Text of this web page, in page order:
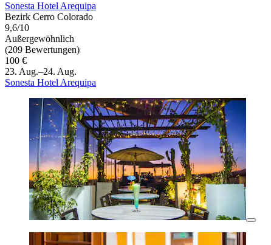
Sonesta Hotel Arequipa
Bezirk Cerro Colorado
9,6/10
Außergewöhnlich
(209 Bewertungen)
100 €
23. Aug.–24. Aug.
Sonesta Hotel Arequipa